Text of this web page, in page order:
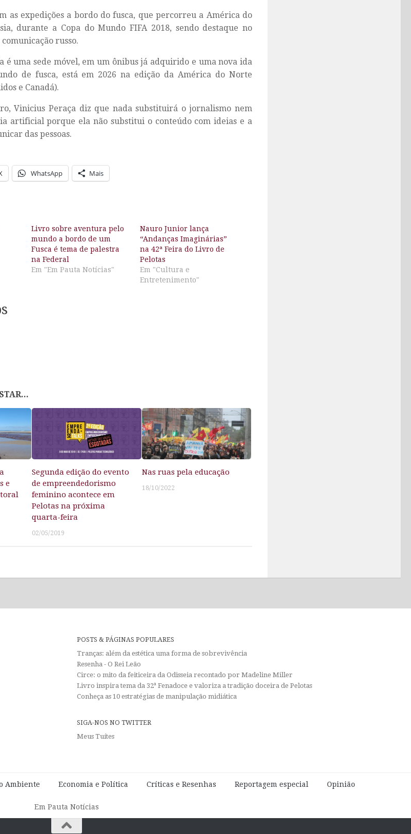
as expedições a bordo do fusca, que percorreu a América do
durante a Copa do Mundo FIFA 2018, sendo destaque no
russo.
é uma sede móvel, em um ônibus já adquirido e uma nova ida
de fusca, está em 2026 na edição da América do Norte
e Canadá).
Vinicius Peraça diz que nada substituirá o jornalismo nem
artificial porque ela não substitui o conteúdo com ideias e a
das pessoas.
WhatsApp Mais
Livro sobre aventura pelo
mundo a bordo de um
Fusca é tema de palestra
na Federal
Em "Em Pauta Notícias"
Nauro Junior lança
“Andanças Imaginárias”
na 42ª Feira do Livro de
Pelotas
Em "Cultura e
Entretenimento"
e
Segunda edição do evento
de empreendedorismo
feminino acontece em
Pelotas na próxima
quarta-feira
02/05/2019
Nas ruas pela educação
18/10/2022
POSTS & PÁGINAS POPULARES
Tranças: além da estética uma forma de sobrevivência
Resenha - O Rei Leão
Circe: o mito da feiticeira da Odisseia recontado por Madeline Miller
Livro inspira tema da 32ª Fenadoce e valoriza a tradição doceira de Pelotas
Conheça as 10 estratégias de manipulação midiática
SIGA-NOS NO TWITTER
Meus Tuítes
Ambiente Economia e Política Críticas e Resenhas Reportagem especial Opinião
Em Pauta Notícias